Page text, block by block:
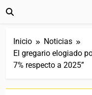
Inicio
Noticias
El gregario elogiado
7% respecto a 2025”